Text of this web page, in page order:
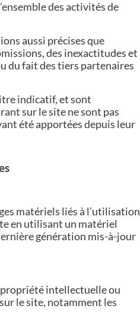
des activités de
aussi précises que
des inexactitudes et
du fait des tiers partenaires
indicatif, et sont
sur le site ne sont pas
été apportées depuis leur
matériels liés à l’utilisation
en utilisant un matériel
génération mis-à-jour
propriété intellectuelle ou
le site, notamment les